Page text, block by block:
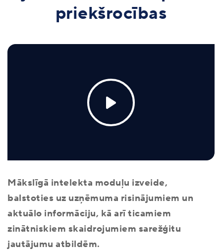
priekšrocības
Mākslīgā intelekta moduļu izveide,
balstoties uz uzņēmuma risinājumiem un
aktuālo informāciju, kā arī ticamiem
zinātniskiem skaidrojumiem sarežģitu
jautājumu atbildēm.